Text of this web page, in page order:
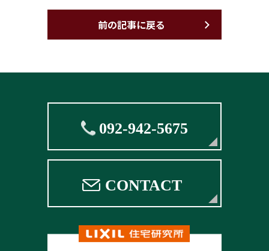
前の記事に戻る
092-942-5675
CONTACT